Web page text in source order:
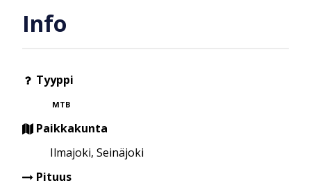
Info
Tyyppi
MTB
Paikkakunta
Ilmajoki, Seinäjoki
Pituus